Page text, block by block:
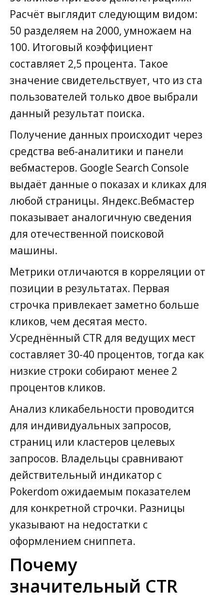
Расчёт выглядит следующим видом:
50 разделяем на 2000, умножаем на
100. Итоговый коэффициент
составляет 2,5 процента. Такое
значение свидетельствует, что из ста
пользователей только двое выбрали
данный результат поиска.
Получение данных происходит через
средства веб-аналитики и панели
вебмастеров. Google Search Console
выдаёт данные о показах и кликах для
любой страницы. Яндекс.Вебмастер
показывает аналогичную сведения
для отечественной поисковой
машины.
Метрики отличаются в корреляции от
позиции в результатах. Первая
строчка привлекает заметно больше
кликов, чем десятая место.
Усреднённый CTR для ведущих мест
составляет 30-40 процентов, тогда как
низкие строки собирают менее 2
процентов кликов.
Анализ кликабельности проводится
для индивидуальных запросов,
страниц или кластеров целевых
запросов. Владельцы сравнивают
действительный индикатор с
Pokerdom ожидаемым показателем
для конкретной строчки. Разницы
указывают на недостатки с
оформлением сниппета.
Почему
значительный CTR